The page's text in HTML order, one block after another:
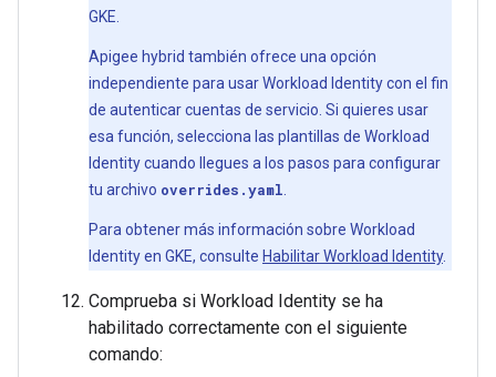
GKE.
Apigee hybrid también ofrece una opción
independiente para usar Workload Identity con el fin
de autenticar cuentas de servicio. Si quieres usar
esa función, selecciona las plantillas de Workload
Identity cuando llegues a los pasos para configurar
tu archivo overrides.yaml
Para obtener más información sobre Workload
Identity en GKE, consulte Habilitar Workload Identity.
Comprueba si Workload Identity se ha
habilitado correctamente con el siguiente
comando: